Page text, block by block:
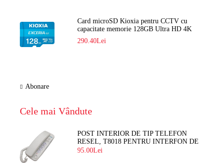
Card microSD Kioxia pentru CCTV cu
capacitate memorie 128GB Ultra HD 4K
LMEX2L128GG2
290.40Lei
Abonare
Cele mai Vândute
POST INTERIOR DE TIP TELEFON
RESEL, T8018 PENTRU INTERFON DE
BLOC
95.00Lei